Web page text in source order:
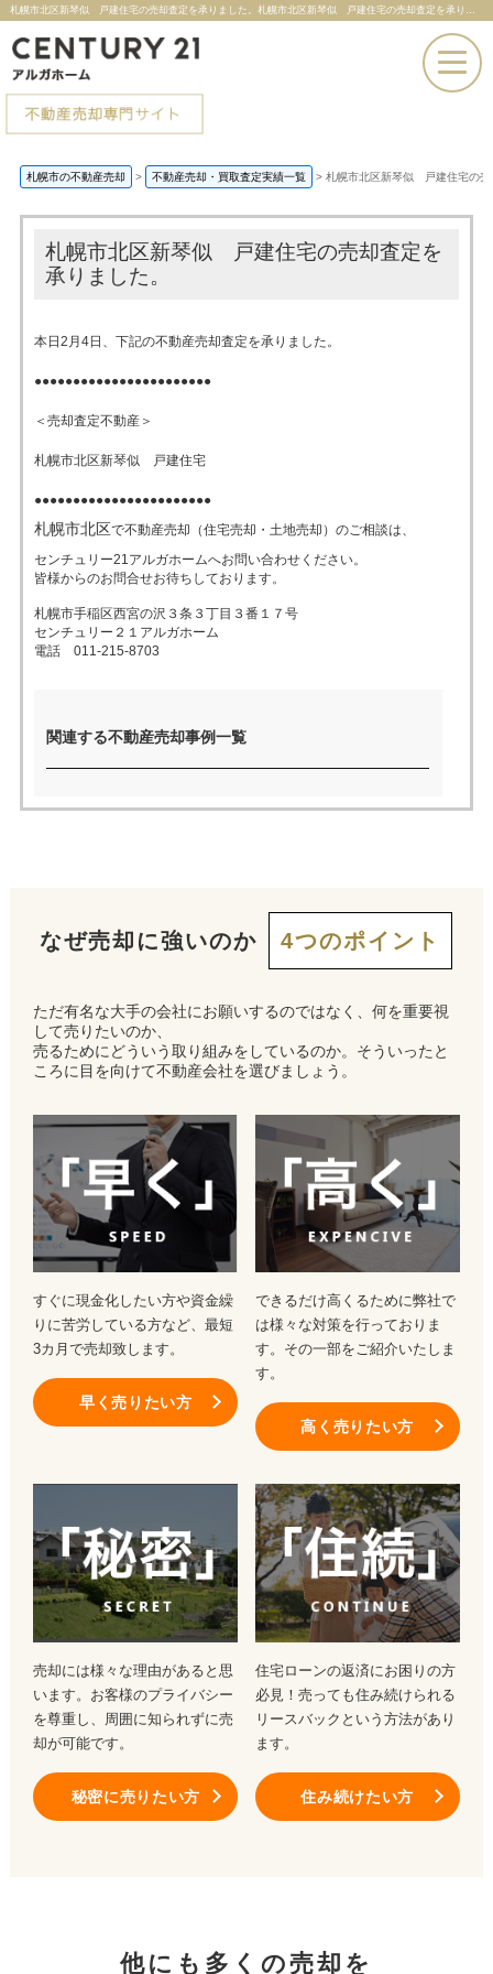
札幌市北区新琴似 戸建住宅の売却査定を承りました。札幌市北区新琴似 戸建住宅の売却査定を承りました。 |札幌市の不動産売却ならセンチュリー21アルガホーム
早く
売りたい
高く
売りたい
秘密に
来店予約
札幌市の不動産売却 > 不動産売却・買取査定実績一覧 > 札幌市北区新琴似 戸建住宅の売
札幌市北区新琴似 戸建住宅の売却査定を
承りました。
本日2月4日、下記の不動産売却査定を承りました。
●●●●●●●●●●●●●●●●●●●●●●●
＜売却査定不動産＞
札幌市北区新琴似 戸建住宅
●●●●●●●●●●●●●●●●●●●●●●●
札幌市北区で不動産売却（住宅売却・土地売却）のご相談は、
センチュリー21アルガホームへお問い合わせください。
皆様からのお問合せお待ちしております。
札幌市手稲区西宮の沢３条３丁目３番１７号
センチュリー２１アルガホーム
電話 011-215-8703
関連する不動産売却事例一覧
なぜ売却に強いのか 4つのポイント
ただ有名な大手の会社にお願いするのではなく、何を重要視
して売りたいのか、
売るためにどういう取り組みをしているのか。そういったと
ころに目を向けて不動産会社を選びましょう。
すぐに現金化したい方や資金繰
りに苦労している方など、最短
3カ月で売却致します。
早く売りたい方
できるだけ高くるために弊社で
は様々な対策を行っておりま
す。その一部をご紹介いたしま
す。
高く売りたい方
売却には様々な理由があると思
います。お客様のプライバシー
を尊重し、周囲に知られずに売
却が可能です。
秘密に売りたい方
住宅ローンの返済にお困りの方
必見！売っても住み続けられる
リースバックという方法があり
ます。
住み続けたい方
他にも多くの売却を